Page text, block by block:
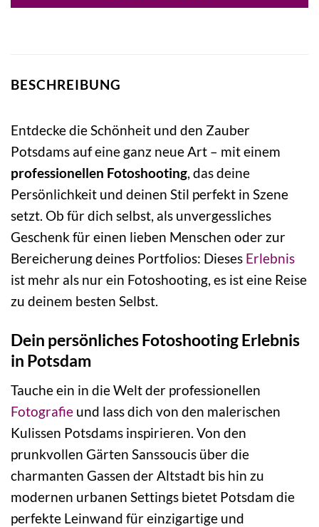
BESCHREIBUNG
Entdecke die Schönheit und den Zauber
Potsdams auf eine ganz neue Art – mit einem
professionellen Fotoshooting, das deine
Persönlichkeit und deinen Stil perfekt in Szene
setzt. Ob für dich selbst, als unvergessliches
Geschenk für einen lieben Menschen oder zur
Bereicherung deines Portfolios: Dieses Erlebnis
ist mehr als nur ein Fotoshooting, es ist eine Reise
zu deinem besten Selbst.
Dein persönliches Fotoshooting Erlebnis
in Potsdam
Tauche ein in die Welt der professionellen
Fotografie und lass dich von den malerischen
Kulissen Potsdams inspirieren. Von den
prunkvollen Gärten Sanssoucis über die
charmanten Gassen der Altstadt bis hin zu
modernen urbanen Settings bietet Potsdam die
perfekte Leinwand für einzigartige und